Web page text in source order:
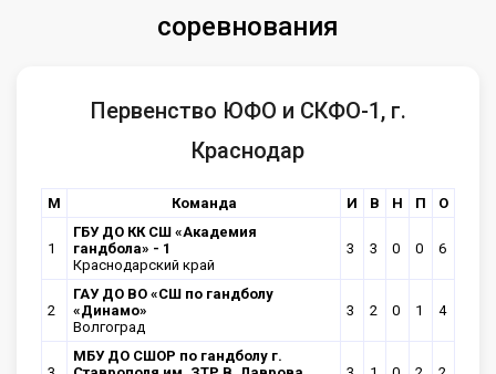
соревнования
Первенство ЮФО и СКФО-1, г.
Краснодар
М Команда И В Н П О
1
ГБУ ДО КК СШ «Академия
гандбола» - 1
Краснодарский край
3 3 0 0 6
2
ГАУ ДО ВО «СШ по гандболу
«Динамо»
Волгоград
3 2 0 1 4
МБУ ДО СШОР по гандболу г.